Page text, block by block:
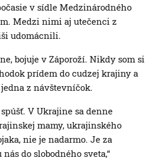
v sídle Medzinárodného
Medzi nimi aj utečenci z
udomácnili.
bojuje v Záporoží. Nikdy som si
prídem do cudzej krajiny a
z návštevníčok.
V Ukrajine sa denne
mamy, ukrajinského
nie je nadarmo. Je za
do slobodného sveta,“